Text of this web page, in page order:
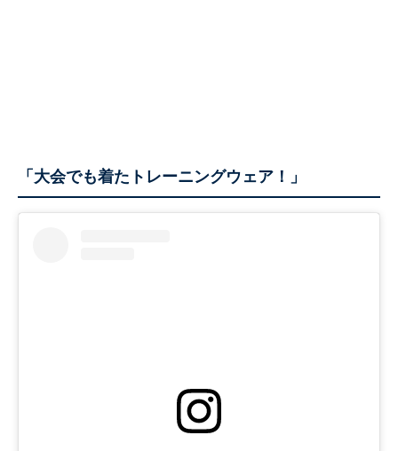
「大会でも着たトレーニングウェア！」